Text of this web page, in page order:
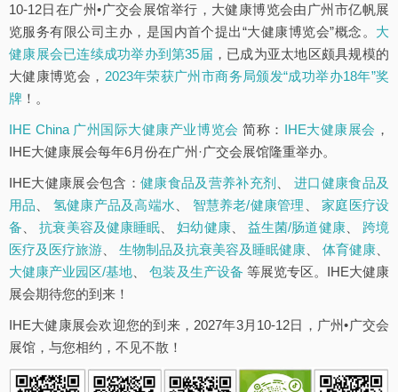
10-12日在广州•广交会展馆举行，大健康博览会由广州市亿帆展
览服务有限公司主办，是国内首个提出“大健康博览会”概念。 大
健康展会已连续成功举办到第35届 ，已成为亚太地区颇具规模的
大健康博览会， 2023年荣获广州市商务局颁发“成功举办18年”奖
牌 ！。
IHE China 广州国际大健康产业博览会 简称： IHE大健康展会 ，
IHE大健康展会每年6月份在广州·广交会展馆隆重举办。
IHE大健康展会包含： 健康食品及营养补充剂 、进口健康食品及
用品
氢健康产品及高端水 智慧养老/健康管理 、家庭医疗设
备 、抗衰美容及健康睡眠 、妇幼健康、 益生菌/肠道健康、 跨境
医疗及医疗旅游
生物制品及抗衰美容及睡眠健康 体育健康
大健康产业园区/基地 、包装及生产设备 等展览专区。IHE大健康
展会期待您的到来！
IHE大健康展会欢迎您的到来，2027年3月10-12日，广州•广交会
展馆，与您相约，不见不散！